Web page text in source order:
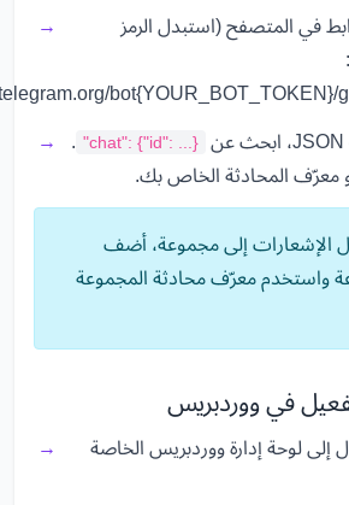
في المتصفح (استبدل الرمز
bot{YOUR_BOT_TOKEN}/
"chat": {"id": ...}
.
معرّف المحادثة الخاص بك.
الإشعارات إلى مجموعة، أضف
واستخدم معرّف محادثة المجموعة
لوحة إدارة ووردبريس الخاصة